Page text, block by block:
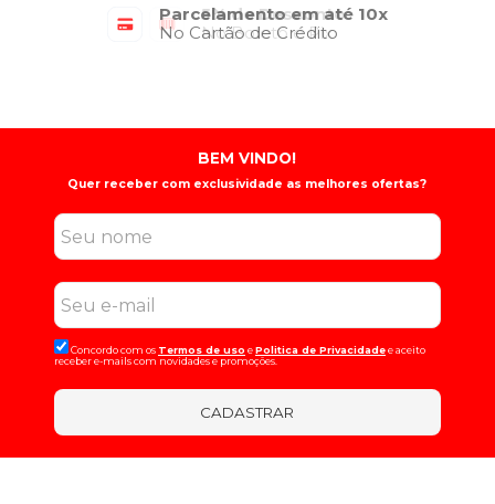
Parcelamento em até 10x
No Cartão de Crédito
BEM VINDO!
Quer receber com exclusividade as melhores ofertas?
Concordo com os Termos de uso ePolitica de Privacidadee aceito
receber e-mails com novidades e promoções.
CADASTRAR